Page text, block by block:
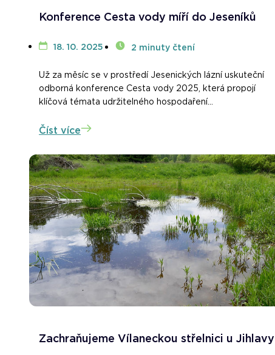
Konference Cesta vody míří do Jeseníků
18. 10. 2025 2 minuty čtení
Už za měsíc se v prostředí Jesenických lázní uskuteční
odborná konference Cesta vody 2025, která propojí
klíčová témata udržitelného hospodaření...
Číst více
Zachraňujeme Vílaneckou střelnici u Jihlavy